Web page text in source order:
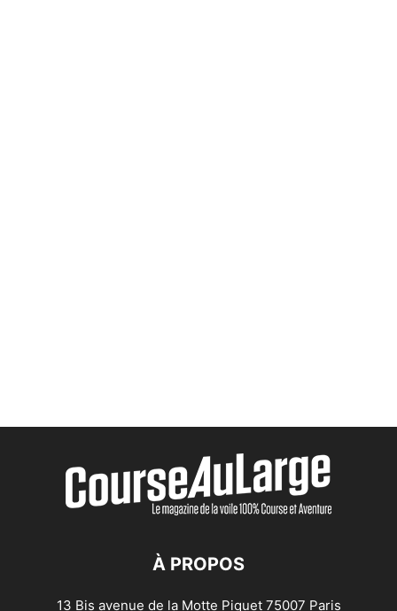
À PROPOS
13 Bis avenue de la Motte Piquet 75007 Paris